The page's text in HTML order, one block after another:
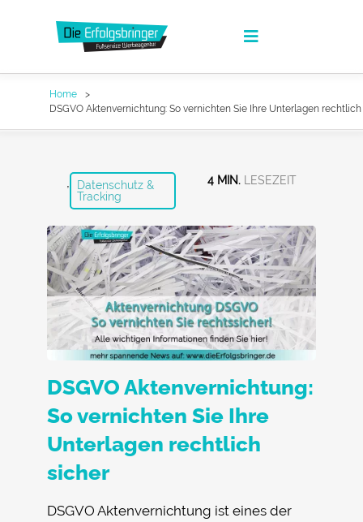
Toggle
Die Erfolgsbringer
Leistungen
Werbeagentur Jobs
Kontakt
Suche
Fullservice Marketing in Deiner Sprache
Home
DSGVO Aktenvernichtung: So vernichten Sie Ihre Unterlagen
,
Datenschutz &
Tracking
4 MIN.
DSGVO Aktenvernichtung:
So vernichten Sie Ihre
Unterlagen rechtlich
sicher
DSGVO Aktenvernichtung ist eines der